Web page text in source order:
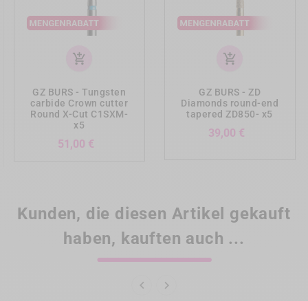
add_shopping_cart
GZ BURS - Tungsten
carbide Crown cutter
Round X-Cut C1SXM-
x5
51,00 €
add_shopping_cart
GZ BURS - ZD
Diamonds round-end
tapered ZD850- x5
39,00 €
Kunden, die diesen Artikel gekauft
haben, kauften auch ...
 